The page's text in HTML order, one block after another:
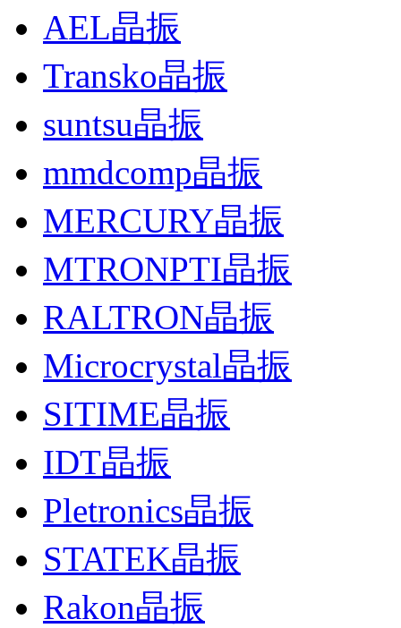
AEL晶振
Transko晶振
suntsu晶振
mmdcomp晶振
MERCURY晶振
MTRONPTI晶振
RALTRON晶振
Microcrystal晶振
SITIME晶振
IDT晶振
Pletronics晶振
STATEK晶振
Rakon晶振